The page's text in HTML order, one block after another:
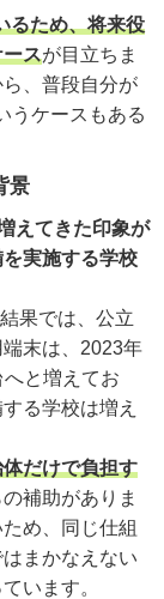
るため、将来役
スが目立ちま
、普段自分が
うケースもある
景
えてきた印象が
実施する学校
果では、公立
末は、2023年
と増えてお
る学校は増え
だけで負担す
補助がありま
め、同じ仕組
まかなえない
います。